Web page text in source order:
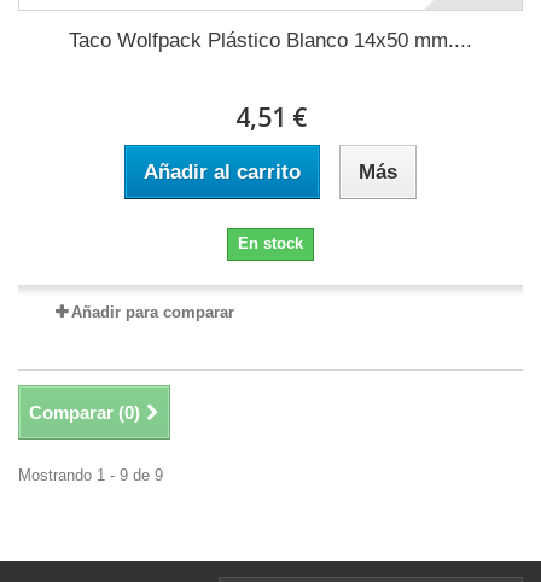
Taco Wolfpack Plástico Blanco 14x50 mm....
4,51 €
Añadir al carrito Más
En stock
Añadir para comparar
Comparar (0)
Mostrando 1 - 9 de 9